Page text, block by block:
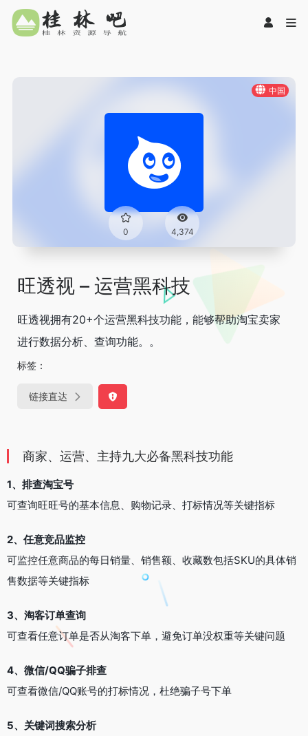
中国
0 4,374
旺透视 – 运营黑科技
旺透视拥有20+个运营黑科技功能，能够帮助淘宝卖家
进行数据分析、查询功能。。
标签：
链接直达
商家、运营、主持九大必备黑科技功能
1、排查淘宝号
可查询旺旺号的基本信息、购物记录、打标情况等关键指标
2、任意竞品监控
可监控任意商品的每日销量、销售额、收藏数包括SKU的具体销
售数据等关键指标
3、淘客订单查询
可查看任意订单是否从淘客下单，避免订单没权重等关键问题
4、微信/QQ骗子排查
可查看微信/QQ账号的打标情况，杜绝骗子号下单
5、关键词搜索分析